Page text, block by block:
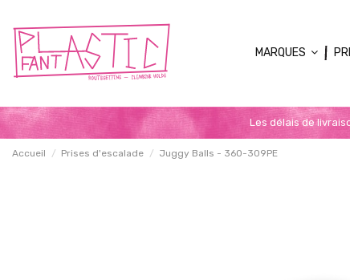
MARQUES
Les délais de
Accueil Prises d'escalade Juggy Balls - 360-309PE